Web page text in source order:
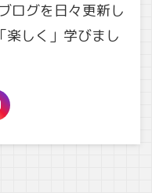
ログを日々更新し
楽しく」学びまし